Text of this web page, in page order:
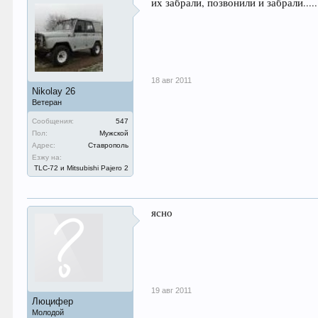
Nikolay 26
Ветеран
Сообщения:
547
Пол:
Мужской
Адрес:
Ставрополь
Езжу на:
TLC-72 и Mitsubishi Pajero 2
18 авг 2011
Люцифер
Молодой
ясно
19 авг 2011